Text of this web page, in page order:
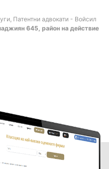
Патентни адвокати - Войсил
645, район на действие